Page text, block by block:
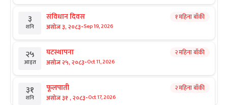
३
शनि
संविधान दिवस
असोज ३, २०८३-Sep 19, 2026
१ महिना बाँकी
२५
आइत
घटस्थापना
असोज २५, २०८३-Oct 11, 2026
२ महिना बाँकी
३१
शनि
फूलपाती
असोज ३१ , २०८३-Oct 17, 2026
२ महिना बाँकी